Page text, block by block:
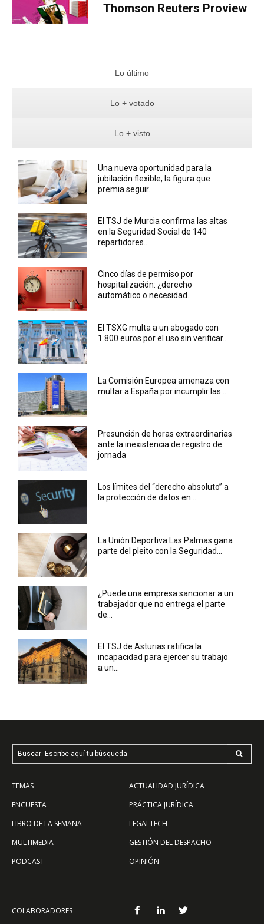
Thomson Reuters Proview
Lo último
Lo + votado
Lo + visto
Una nueva oportunidad para la
jubilación flexible, la figura que
premia seguir...
El TSJ de Murcia confirma las altas
en la Seguridad Social de 140
repartidores...
Cinco días de permiso por
hospitalización: ¿derecho
automático o necesidad...
El TSXG multa a un abogado con
1.800 euros por el uso sin verificar...
La Comisión Europea amenaza con
multar a España por incumplir las...
Presunción de horas extraordinarias
ante la inexistencia de registro de
jornada
Los límites del “derecho absoluto” a
la protección de datos en...
La Unión Deportiva Las Palmas gana
parte del pleito con la Seguridad...
¿Puede una empresa sancionar a un
trabajador que no entrega el parte
de...
El TSJ de Asturias ratifica la
incapacidad para ejercer su trabajo
a un...
Buscar: Escribe aquí tu búsqueda
TEMAS
ENCUESTA
LIBRO DE LA SEMANA
MULTIMEDIA
PODCAST
ACTUALIDAD JURÍDICA
PRÁCTICA JURÍDICA
LEGALTECH
GESTIÓN DEL DESPACHO
OPINIÓN
COLABORADORES